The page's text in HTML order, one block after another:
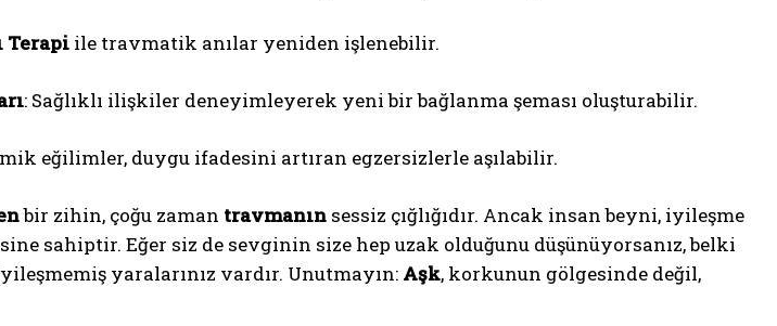
Terapi ile travmatik anılar yeniden işlenebilir.
: Sağlıklı ilişkiler deneyimleyerek yeni bir bağlanma şeması oluşturabilir.
eğilimler, duygu ifadesini artıran egzersizlerle aşılabilir.
bir zihin, çoğu zaman travmanın sessiz çığlığıdır. Ancak insan beyni, iyileşme
sahiptir. Eğer siz de sevginin size hep uzak olduğunu düşünüyorsanız, belki
yaralarınız vardır. Unutmayın: Aşk, korkunun gölgesinde değil,